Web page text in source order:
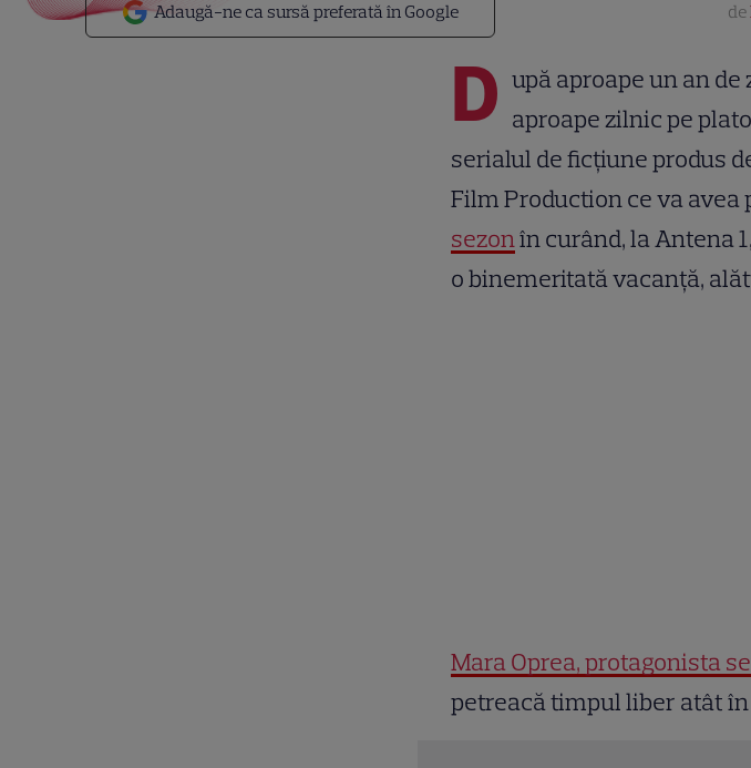
Adaugă-ne ca sursă preferată în Google de
D upă aproape un an
aproape zilnic pe
serialul de ficțiune produs
Film Production ce va
sezonîn curând, la Antena
o binemeritată vacanţă,
Mara Oprea, protagonista
petreacă timpul liber atât